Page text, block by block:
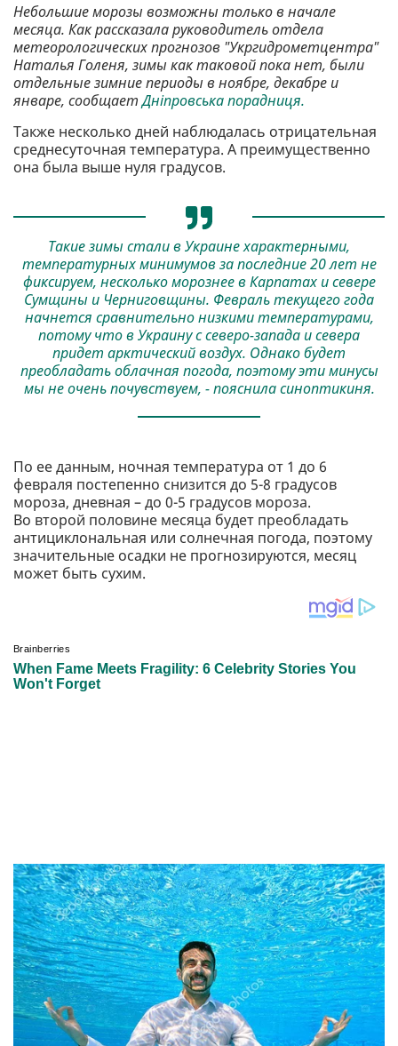
Небольшие морозы возможны только в начале
месяца. Как рассказала руководитель отдела
метеорологических прогнозов "Укргидрометцентра"
Наталья Голеня, зимы как таковой пока нет, были
отдельные зимние периоды в ноябре, декабре и
январе, сообщаетДніпровська порадниця.
Также несколько дней наблюдалась отрицательная
среднесуточная температура. А преимущественно
она была выше нуля градусов.
Такие зимы стали в Украине характерными,
температурных минимумов за последние 20 лет не
фиксируем, несколько морознее в Карпатах и ​​севере
Сумщины и Черниговщины. Февраль текущего года
начнется сравнительно низкими температурами,
потому что в Украину с северо-запада и севера
придет арктический воздух. Однако будет
преобладать облачная погода, поэтому эти минусы
мы не очень почувствуем, - пояснила синоптикиня.
По ее данным, ночная температура от 1 до 6
февраля постепенно снизится до 5-8 градусов
мороза, дневная – до 0-5 градусов мороза.
Во второй половине месяца будет преобладать
антициклональная или солнечная погода, поэтому
значительные осадки не прогнозируются, месяц
может быть сухим.